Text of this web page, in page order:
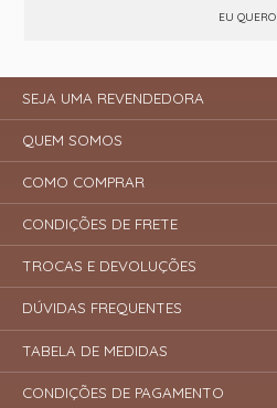
EU QUERO
SEJA UMA REVENDEDORA
QUEM SOMOS
COMO COMPRAR
CONDIÇÕES DE FRETE
TROCAS E DEVOLUÇÕES
DÚVIDAS FREQUENTES
TABELA DE MEDIDAS
CONDIÇÕES DE PAGAMENTO